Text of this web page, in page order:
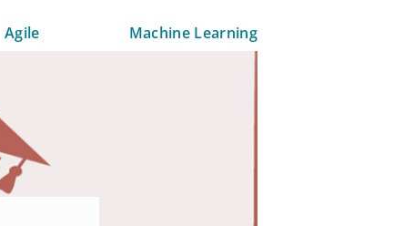
Agile Machine Learning